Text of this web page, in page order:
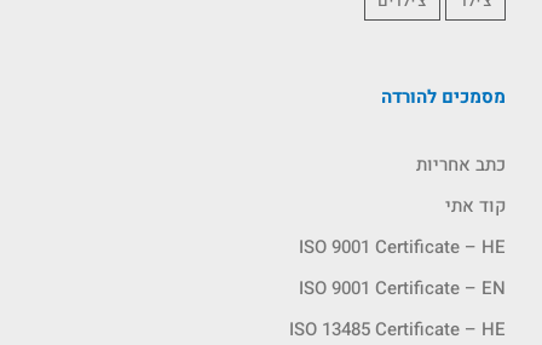
מסמכים להורדה
כתב אחריות
קוד אתי
ISO 9001 Certificate – HE
ISO 9001 Certificate – EN
ISO 13485 Certificate – HE